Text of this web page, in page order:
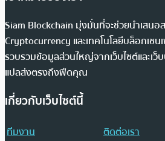
Siam Blockchain มุ่งมั่นที่จะช่วยนำเสนอ
Cryptocurrency และเทคโนโลยีบล็อกเชน
รวบรวมข้อมูลส่วนใหญ่จากเว็บไซต์และเว็
แปลส่งตรงถึงฟีดคุณ
เกี่ยวกับเว็บไซต์นี้
ทีมงาน
ติดต่อเรา